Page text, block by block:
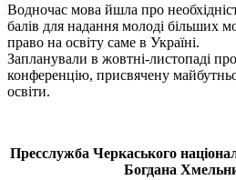
Водночас мова йшла про
балів для надання молоді більших
право на освіту саме в Україні.
Запланували в жовтні-листопаді
конференцію, присвячену
освіти.
Пресслужба Черкаського
Богдана